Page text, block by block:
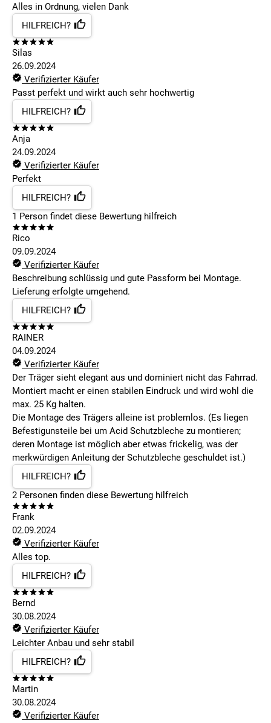
Alles in Ordnung, vielen Dank
HILFREICH?
Silas
26.09.2024
Verifizierter Käufer
Passt perfekt und wirkt auch sehr hochwertig
HILFREICH?
Anja
24.09.2024
Verifizierter Käufer
Perfekt
HILFREICH?
1 Person findet diese Bewertung hilfreich
Rico
09.09.2024
Verifizierter Käufer
Beschreibung schlüssig und gute Passform bei Montage.
Lieferung erfolgte umgehend.
HILFREICH?
RAINER
04.09.2024
Verifizierter Käufer
Der Träger sieht elegant aus und dominiert nicht das Fahrrad.
Montiert macht er einen stabilen Eindruck und wird wohl die
max. 25 Kg halten.
Die Montage des Trägers alleine ist problemlos. (Es liegen
Befestigunsteile bei um Acid Schutzbleche zu montieren;
deren Montage ist möglich aber etwas frickelig, was der
merkwürdigen Anleitung der Schutzbleche geschuldet ist.)
HILFREICH?
2 Personen finden diese Bewertung hilfreich
Frank
02.09.2024
Verifizierter Käufer
Alles top.
HILFREICH?
Bernd
30.08.2024
Verifizierter Käufer
Leichter Anbau und sehr stabil
HILFREICH?
Martin
30.08.2024
Verifizierter Käufer